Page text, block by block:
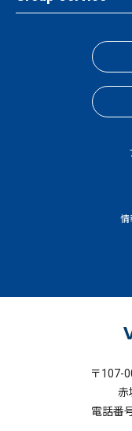
情
〒107-
赤
電話番